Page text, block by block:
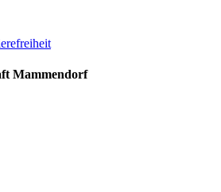
Mammendorf